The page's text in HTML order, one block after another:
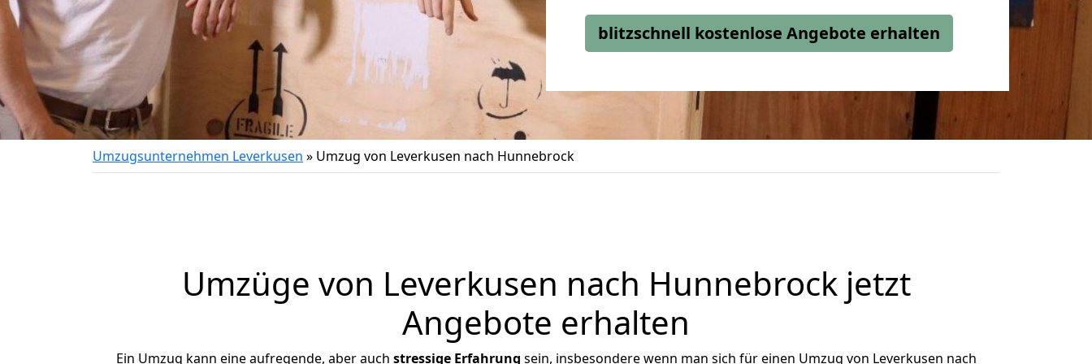
blitzschnell kostenlose Angebote erhalten
Umzugsunternehmen Leverkusen » Umzug von Leverkusen nach Hunnebrock
Umzüge von Leverkusen nach Hunnebrock jetzt
Angebote erhalten
Ein Umzug kann eine aufregende, aber auch stressige Erfahrung sein, insbesondere wenn man sich für einen Umzug von Leverkusen nach